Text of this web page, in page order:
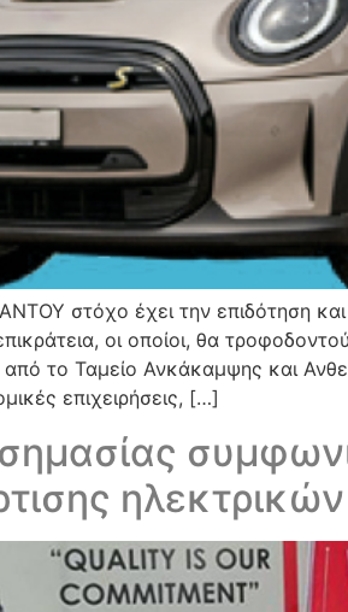
στόχο έχει την επιδότηση
οι οποίοι, θα
από το Ταμείο Ανκάκαμψης και
επιχειρήσεις, […]